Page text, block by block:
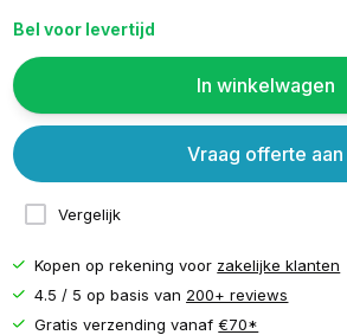
Bel voor levertijd
In winkelwagen
Vergelijk
Vraag offerte aan
Kopen op rekening voor zakelijke klanten
4.5 / 5 op basis van 200+ reviews
Gratis verzending vanaf€70*